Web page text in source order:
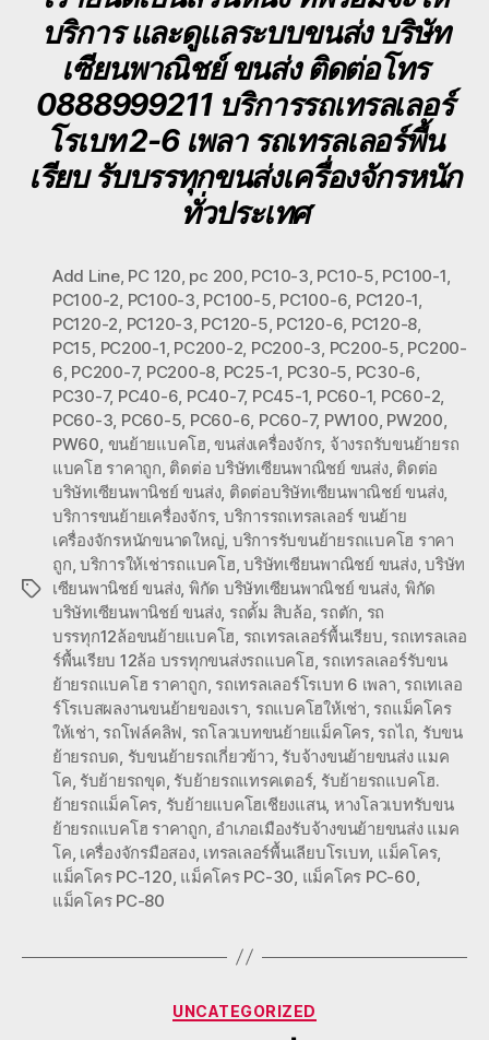
บริการ และดูแลระบบขนส่ง บริษัท
เซียนพาณิชย์ ขนส่ง ติดต่อโทร
0888999211 บริการรถเทรลเลอร์
โรเบท 2-6 เพลา รถเทรลเลอร์พื้น
เรียบ รับบรรทุกขนส่งเครื่องจักรหนัก
ทั่วประเทศ
Tags
Add Line, PC 120, pc 200, PC10-3, PC10-5, PC100-1,
PC100-2, PC100-3, PC100-5, PC100-6, PC120-1,
PC120-2, PC120-3, PC120-5, PC120-6, PC120-8,
PC15, PC200-1, PC200-2, PC200-3, PC200-5, PC200-
6, PC200-7, PC200-8, PC25-1, PC30-5, PC30-6,
PC30-7, PC40-6, PC40-7, PC45-1, PC60-1, PC60-2,
PC60-3, PC60-5, PC60-6, PC60-7, PW100, PW200,
PW60, ขนย้ายแบคโฮ,ขนส่งเครื่องจักร, จ้างรถรับขนย้ายรถ
แบคโฮ ราคาถูก, ติดต่อ บริษัทเซียนพาณิชย์ ขนส่ง, ติดต่อ
บริษัทเซียนพานิชย์ ขนส่ง, ติดต่อบริษัทเซียนพาณิชย์ ขนส่ง,
บริการขนย้ายเครื่องจักร, บริการรถเทรลเลอร์ ขนย้าย
เครื่องจักรหนักขนาดใหญ่, บริการรับขนย้ายรถแบคโฮ ราคา
ถูก, บริการให้เช่ารถแบคโฮ,บริษัทเซียนพาณิชย์ ขนส่ง,บริษัท
เซียนพานิชย์ ขนส่ง, พิกัด บริษัทเซียนพาณิชย์ ขนส่ง, พิกัด
บริษัทเซียนพานิชย์ ขนส่ง, รถดั้ม สิบล้อ, รถตัก, รถ
บรรทุก12ล้อขนย้ายแบคโฮ, รถเทรลเลอร์พื้นเรียบ, รถเทรลเลอ
ร์พื้นเรียบ 12ล้อ บรรทุกขนส่งรถแบคโฮ, รถเทรลเลอร์รับขน
ย้ายรถแบคโฮ ราคาถูก, รถเทรลเลอร์โรเบท 6 เพลา, รถเทเลอ
ร์โรเบสผลงานขนย้ายของเรา, รถแบคโฮให้เช่า, รถแม็คโคร
ให้เช่า, รถโฟล์คลิฟ, รถโลวเบทขนย้ายแม็คโคร, รถไถ, รับขน
ย้ายรถบด, รับขนย้ายรถเกี่ยวข้าว, รับจ้างขนย้ายขนส่ง แมค
โค, รับย้ายรถขุด, รับย้ายรถแทรคเตอร์, รับย้ายรถแบคโฮ.
ย้ายรถแม็คโคร, รับย้ายแบคโฮเชียงแสน, หางโลวเบทรับขน
ย้ายรถแบคโฮ ราคาถูก, อำเภอเมืองรับจ้างขนย้ายขนส่ง แมค
โค, เครื่องจักรมือสอง, เทรลเลอร์พื้นเลียบโรเบท, แม็คโคร,
แม็คโคร PC-120, แม็คโคร PC-30, แม็คโคร PC-60,
แม็คโคร PC-80
Categories
UNCATEGORIZED